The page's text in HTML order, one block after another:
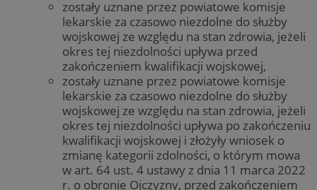
zostały uznane przez powiatowe komisje
lekarskie za czasowo niezdolne do służby
wojskowej ze względu na stan zdrowia, jeżeli
okres tej niezdolności upływa przed
zakończeniem kwalifikacji wojskowej,
zostały uznane przez powiatowe komisje
lekarskie za czasowo niezdolne do służby
wojskowej ze względu na stan zdrowia, jeżeli
okres tej niezdolności upływa po zakończeniu
kwalifikacji wojskowej i złożyły wniosek o
zmianę kategorii zdolności, o którym mowa
w art. 64 ust. 4 ustawy z dnia 11 marca 2022
r. o obronie Ojczyzny, przed zakończeniem